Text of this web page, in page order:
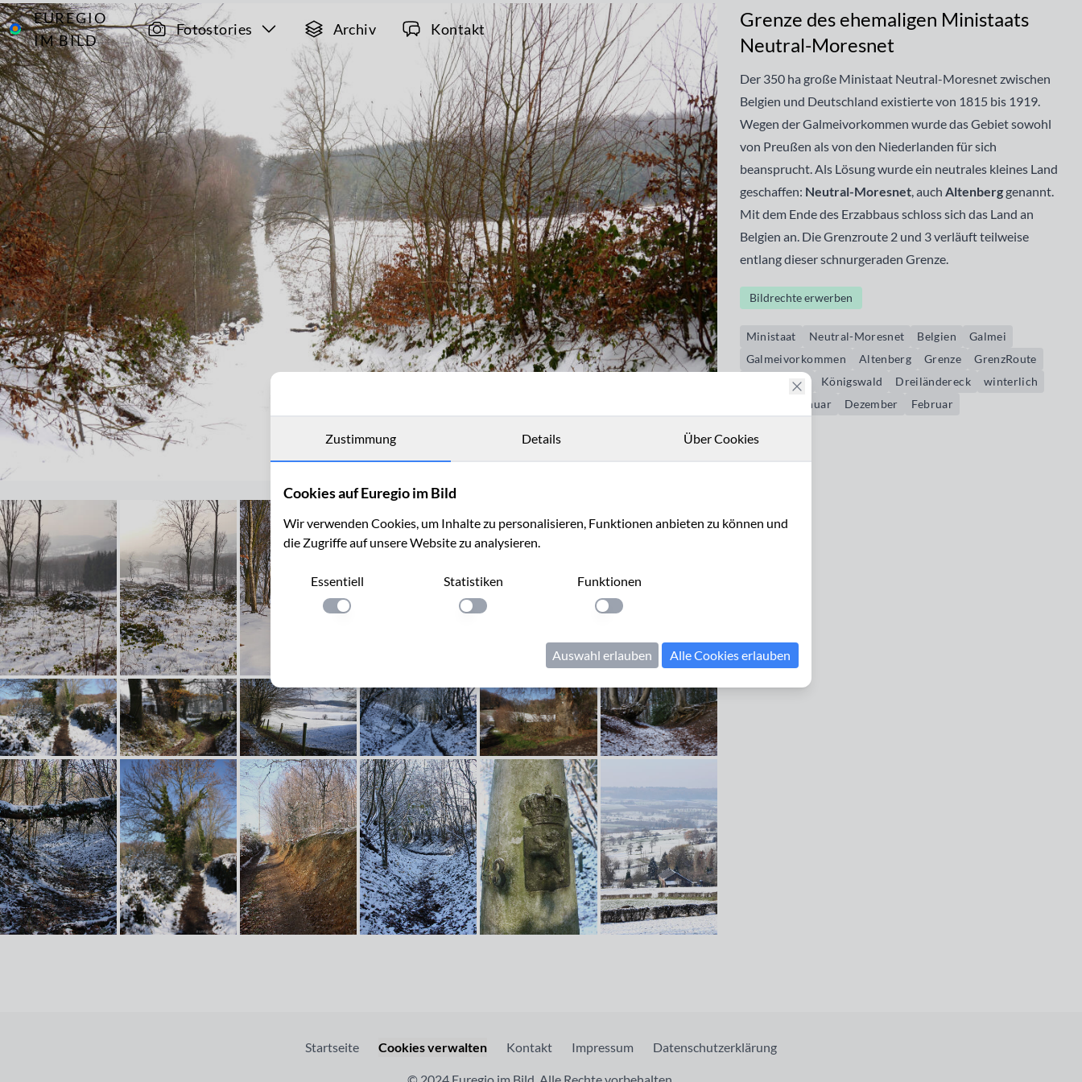
EUREGIO
IM BILD
Fotostories Archiv Kontakt
Archiv 8721
Grenze des ehemaligen Ministaats Neutral-Moresnet
Grenze des ehemaligen Ministaats
Neutral-Moresnet
Der 350 ha große Ministaat Neutral-Moresnetzwischen
Belgien und Deutschland existierte von 1815 bis 1919.
Wegen derGalmeivorkommen wurde das Gebiet sowohl
von Preußen als von den Niederlanden für sich
beansprucht. Als Lösung wurde ein neutrales kleines Land
geschaffen: Neutral-Moresnet, auch Altenberggenannt.
Mit dem Ende des Erzabbaus schloss sich das Land an
Belgien an. Die Grenzroute 2 und 3 verläuft teilweise
entlang dieser schnurgeraden Grenze.
Bildrechte erwerben
Ministaat Neutral-Moresnet Belgien
Galmei
Galmeivorkommen
Altenberg Grenze
GrenzRoute
Wanderweg
Königswald Dreiländereck
winterlich
Januar Dezember Februar
Startseite Cookies verwalten Kontakt Impressum Datenschutzerklärung
Zustimmung Details Über Cookies
Cookies auf Euregio im Bild
Wir verwenden Cookies, um Inhalte zu personalisieren, Funktionen anbieten zu können und
die Zugriffe auf unsere Website zu analysieren.
Essentiell
Einstellung anwenden
Statistiken
Einstellung anwenden
Funktionen
Einstellung anwenden
Auswahl erlauben Alle Cookies erlauben